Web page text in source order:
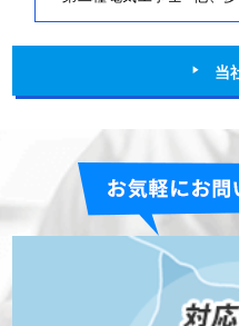
当